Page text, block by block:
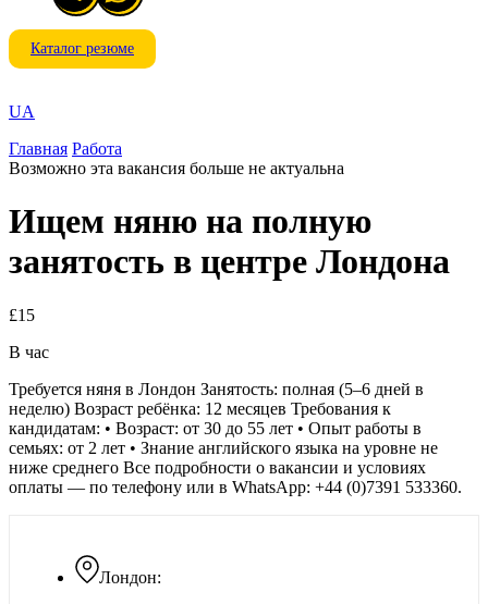
Каталог резюме
UA
Главная Работа
Возможно эта вакансия больше не актуальна
Ищем няню на полную
занятость в центре Лондона
£15
В час
Лондон:
Требуется няня в Лондон Занятость: полная (5–6 дней в
неделю) Возраст ребёнка: 12 месяцев Требования к
кандидатам: • Возраст: от 30 до 55 лет • Опыт работы в
семьях: от 2 лет • Знание английского языка на уровне не
ниже среднего Все подробности о вакансии и условиях
оплаты — по телефону или в WhatsApp: +44 (0)7391 533360.